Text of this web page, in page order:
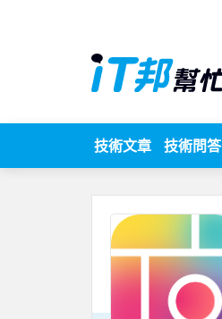
技術文章 技術問答